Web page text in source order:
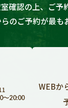
確認の上、ご予
のご予約が最も
〜20:00
WEBか